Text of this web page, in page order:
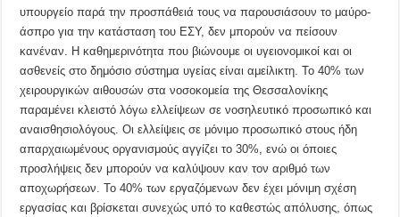
υπουργείο παρά την προσπάθειά τους να παρουσιάσουν το μαύρο-
άσπρο για την κατάσταση του ΕΣΥ, δεν μπορούν να πείσουν
κανέναν. Η καθημερινότητα που βιώνουμε οι υγειονομικοί και οι
ασθενείς στο δημόσιο σύστημα υγείας είναι αμείλικτη. Το 40% των
χειρουργικών αιθουσών στα νοσοκομεία της Θεσσαλονίκης
παραμένει κλειστό λόγω ελλείψεων σε νοσηλευτικό προσωπικό και
αναισθησιολόγους. Οι ελλείψεις σε μόνιμο προσωπικό στους ήδη
απαρχαιωμένους οργανισμούς αγγίζει το 30%, ενώ οι όποιες
προσλήψεις δεν μπορούν να καλύψουν καν τον αριθμό των
αποχωρήσεων. Το 40% των εργαζόμενων δεν έχει μόνιμη σχέση
εργασίας και βρίσκεται συνεχώς υπό το καθεστώς απόλυσης, όπως